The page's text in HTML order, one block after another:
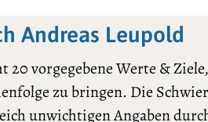
Andreas Leupold
vorgegebene Werte &
zu bringen. Die
unwichtigen Angaben